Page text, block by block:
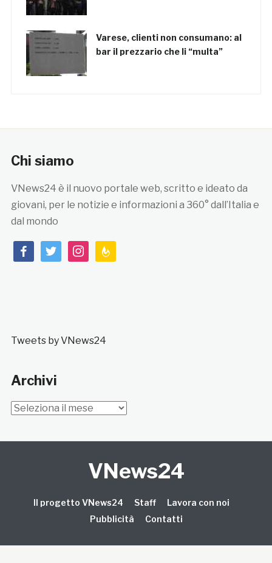
Varese, clienti non consumano: al
bar il prezzario che li “multa”
Chi siamo
VNews24 è il nuovo portale web, scritto e ideato da
giovani, per le notizie e informazioni a 360° dall’Italia e
dal mondo
facebooktwitterinstagramfeedburner
Tweets by VNews24
Archivi
Archivi
VNews24
Il progetto VNews24 Staff
Lavora con noi
Pubblicità
Contatti